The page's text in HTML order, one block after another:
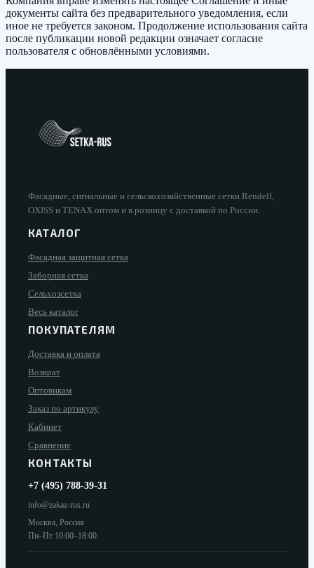
документы сайта без предварительного уведомления, если
иное не требуется законом. Продолжение использования сайта
после публикации новой редакции означает согласие
пользователя с обновлёнными условиями.
Фасадные, сигнальные и сельскохозяйственные сетки Rendell,
OXISS и TENAX оптом и в розницу с доставкой по России.
КАТАЛОГ
Фасадная защитная сетка
Заборная сетка
Сельхозсетка
Весь каталог
ПОКУПАТЕЛЯМ
Доставка и оплата
Возврат
Оптовикам
Заказ по артикулу
Кабинет
Сравнение
КОНТАКТЫ
+7 (495) 788-39-31
info@zakaz-rus.ru
Москва, Россия
Пн–Пт 10:00–18:00